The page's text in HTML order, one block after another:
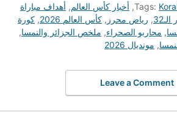
Tags:
, أخبار كأس العالم, أهداف مباراة
, رياض محرز , كأس العالم 2026 , كورة
, محاربو الصحراء, ملخص الجزائر والنمسا,
, مونديال 2026
Leave a Comment